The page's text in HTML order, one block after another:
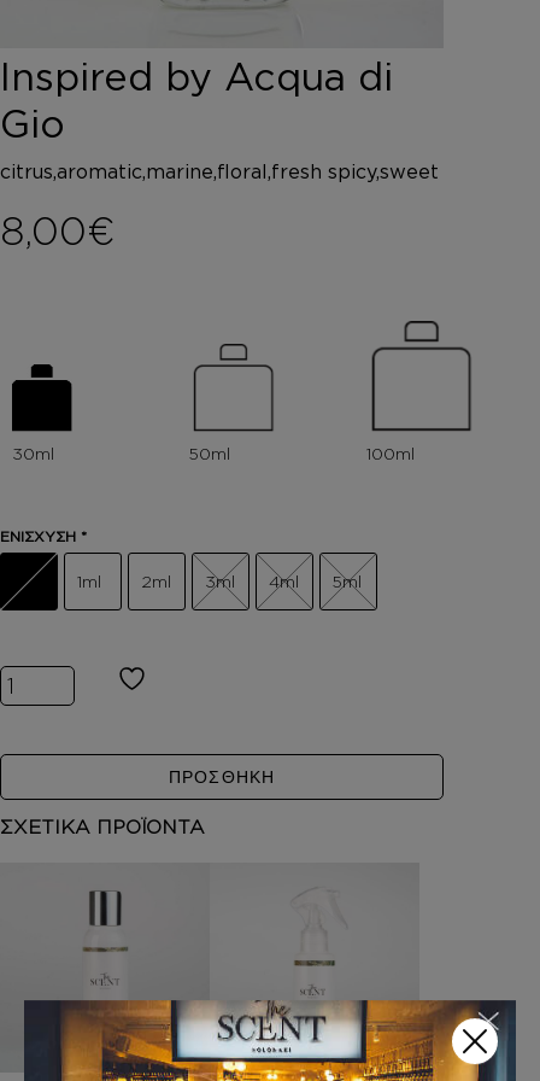
HOROMIA
SPECIAL OFFERS
ΚΑΛΑΘΙ
Inspired by Acqua di
Gio
citrus,aromatic,marine,floral,fresh spicy,sweet
8,00€
ΕΝΙΣΧΥΣΗ *
1ml 2ml 3ml 4ml 5ml
Inspired by Acqua di Gio ποσότητα
ΠΡΟΣΘΗΚΗ
ΣΧΕΤΙΚΑ ΠΡΟΪΟΝΤΑ